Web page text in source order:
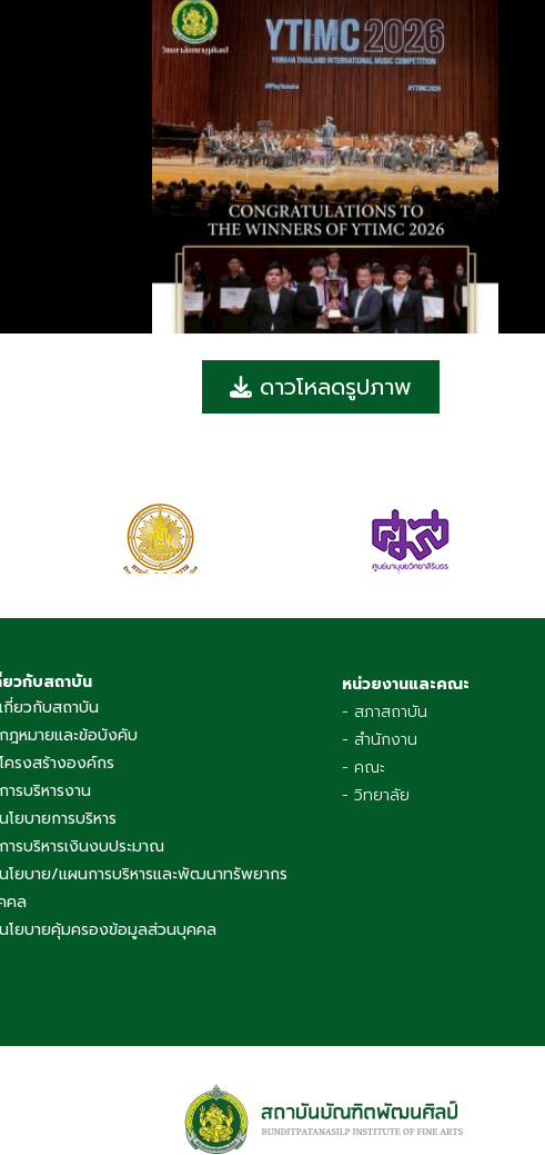
ดาวโหลดรูปภาพ
ยวกับสถาบัน
กี่ยวกับสถาบัน
ฎหมายและข้อบังคับ
ครงสร้างองค์กร
ารบริหารงาน
โยบายการบริหาร
ารบริหารเงินงบประมาณ
โยบาย/แผนการบริหารและพัฒนาทรัพยากร
คล
โยบายคุ้มครองข้อมูลส่วนบุคคล
หน่วยงานและคณะ
- สภาสถาบัน
- สำนักงาน
- คณะ
- วิทยาลัย